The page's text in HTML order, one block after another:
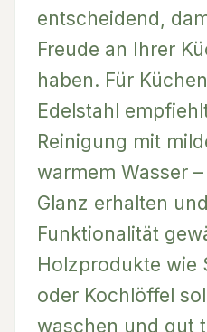
entscheidend,
Freude an Ihrer
haben. Für
Edelstahl
Reinigung mit
warmem Wasser
Glanz erhalten
Funktionalität
Holzprodukte wie
oder Kochlöffel
waschen und gut